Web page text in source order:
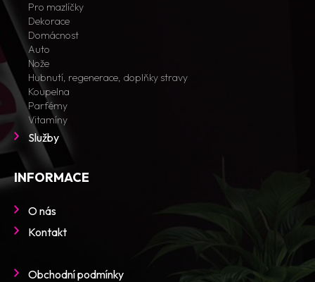
Pro mazlíčky
Dekorace
Domácnost
Auto
Nože
Hubnutí, regenerace, doplňky stravy
Koupelna
Parfémy
Vitamíny
Služby
INFORMACE
O nás
Kontakt
Obchodní podmínky